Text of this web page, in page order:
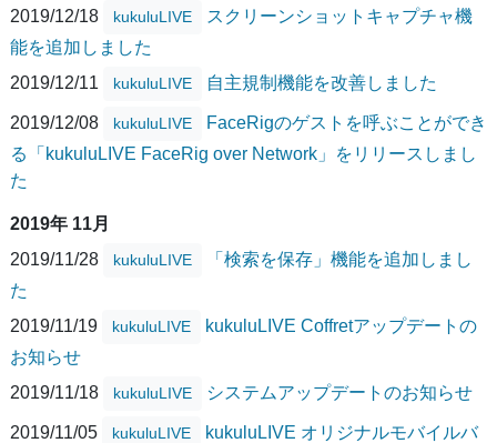
2019/12/18
kukuluLIVE
スクリーンショットキャプチャ機
能を追加しました
2019/12/11
kukuluLIVE 自主規制機能を改善しました
2019/12/08 kukuluLIVE
FaceRigのゲストを呼ぶことができ
る「kukuluLIVE FaceRig over Network」をリリースしまし
た
2019年 11月
2019/11/28
kukuluLIVE
「検索を保存」機能を追加しまし
た
2019/11/19
kukuluLIVE
kukuluLIVE Coffretアップデートの
お知らせ
2019/11/18
kukuluLIVE システムアップデートのお知らせ
2019/11/05 kukuluLIVE
kukuluLIVE オリジナルモバイルバ